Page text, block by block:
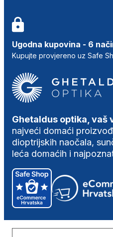
Ugodna kupovina - 6
Kupujte provjereno uz Safe
Ghetaldus optika, vaš
najveći domaći
dioptrijskih naočala,
leća domaćih i